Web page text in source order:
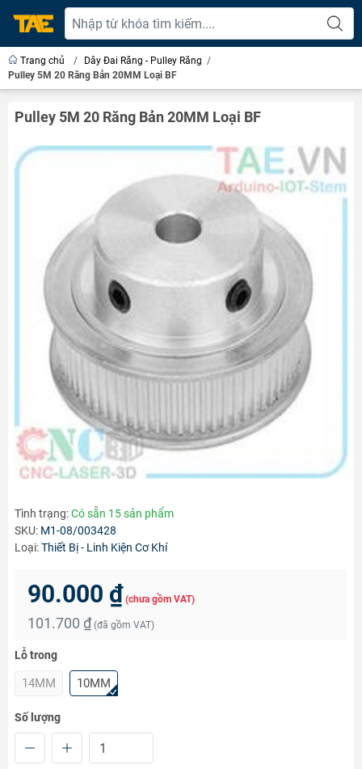
Trang chủ / Dây Đai Răng - Pulley Răng /
Pulley 5M 20 Răng Bản 20MM Loại BF
Pulley 5M 20 Răng Bản 20MM Loại BF
Tình trạng:Có sẵn 15 sản phẩm
SKU: M1-08/003428
Loại:Thiết Bị - Linh Kiện Cơ Khí
90.000 ₫ (chưa gồm VAT)
101.700 ₫ (đã gồm VAT)
Lỗ trong
14MM 10MM
Số lượng